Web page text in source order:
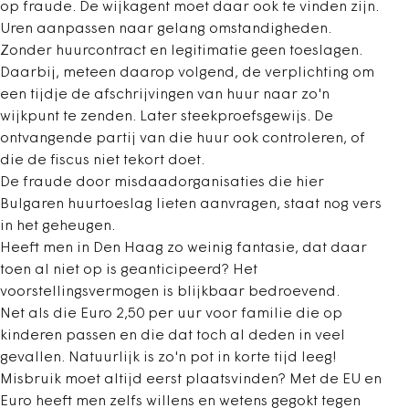
op fraude. De wijkagent moet daar ook te vinden zijn.
Uren aanpassen naar gelang omstandigheden.
Zonder huurcontract en legitimatie geen toeslagen.
Daarbij, meteen daarop volgend, de verplichting om
een tijdje de afschrijvingen van huur naar zo'n
wijkpunt te zenden. Later steekproefsgewijs. De
ontvangende partij van die huur ook controleren, of
die de fiscus niet tekort doet.
De fraude door misdaadorganisaties die hier
Bulgaren huurtoeslag lieten aanvragen, staat nog vers
in het geheugen.
Heeft men in Den Haag zo weinig fantasie, dat daar
toen al niet op is geanticipeerd? Het
voorstellingsvermogen is blijkbaar bedroevend.
Net als die Euro 2,50 per uur voor familie die op
kinderen passen en die dat toch al deden in veel
gevallen. Natuurlijk is zo'n pot in korte tijd leeg!
Misbruik moet altijd eerst plaatsvinden? Met de EU en
Euro heeft men zelfs willens en wetens gegokt tegen